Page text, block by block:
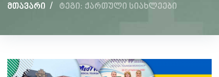
მთავარი / ტეგი: ქართული სიახლეები
ქართული